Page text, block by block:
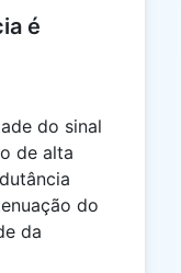
é
do sinal
de alta
do
da